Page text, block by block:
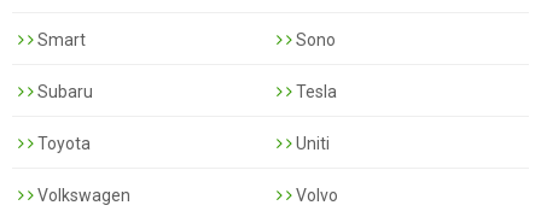
Smart Sono
Subaru Tesla
Toyota Uniti
Volkswagen Volvo